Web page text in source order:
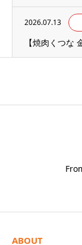
2026.07.13
【焼肉くつな
ABOUT